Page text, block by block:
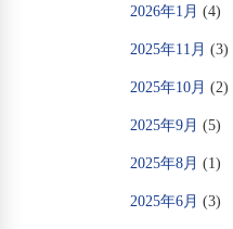
2026年1月 (4)
2025年11月 (3)
2025年10月 (2)
2025年9月 (5)
2025年8月 (1)
2025年6月 (3)